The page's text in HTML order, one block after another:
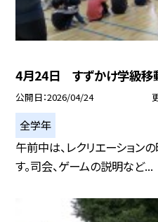
4月24日 すずかけ学級移
公開日 2026/04/24
全学年
午前中は、レクリエーション
す。司会、ゲームの説明など...